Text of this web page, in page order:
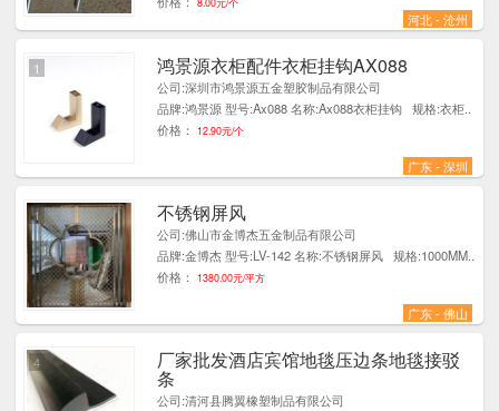
8.00元/个
河北 - 沧州
鸿景源衣柜配件衣柜挂钩AX088
公司:深圳市鸿景源五金塑胶制品有限公司
品牌:鸿景源 型号:Ax088 名称:Ax088衣柜挂钩 规格:衣柜..
价格：
12.90元/个
广东 - 深圳
1
不锈钢屏风
公司:佛山市金博杰五金制品有限公司
品牌:金博杰 型号:LV-142 名称:不锈钢屏风 规格:1000MM..
价格：
1380.00元/平方
广东 - 佛山
1
厂家批发酒店宾馆地毯压边条地毯接驳
条
公司:清河县腾翼橡塑制品有限公司
4